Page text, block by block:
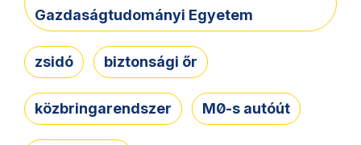
Gazdaságtudományi Egyetem
zsidó biztonsági őr
közbringarendszer M0-s autóút